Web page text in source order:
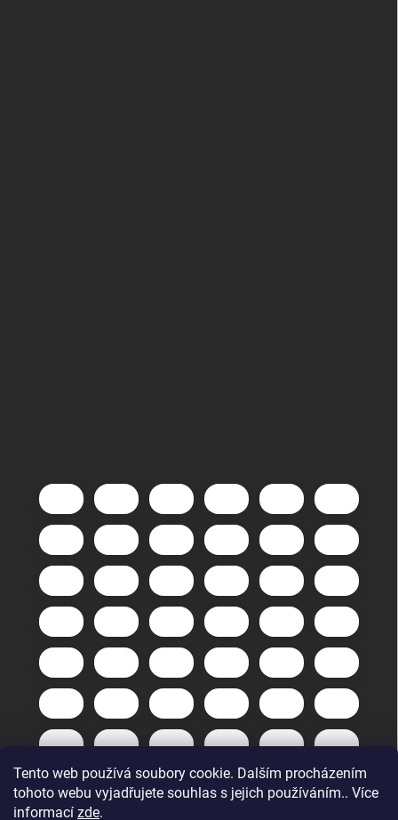
Tento web používá soubory cookie. Dalším procházením
tohoto webu vyjadřujete souhlas s jejich používáním.. Více
informací zde.